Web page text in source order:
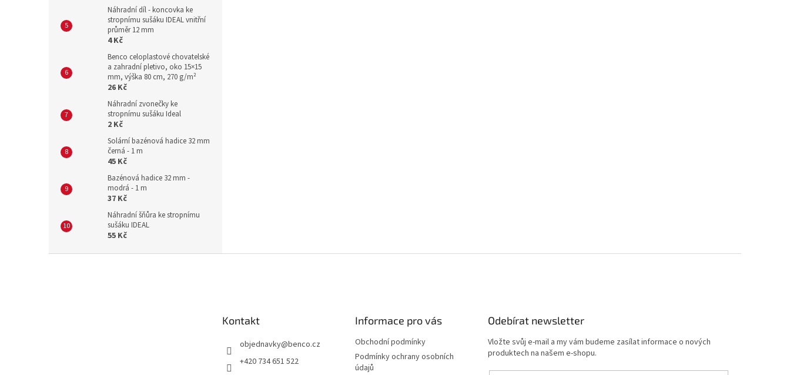
Náhradní díl - koncovka ke
stropnímu sušáku IDEAL vnitřní
průměr 12 mm
4 Kč
Benco celoplastové chovatelské
a zahradní pletivo, oko 15×15
mm, výška 80 cm, 270 g/m²
26 Kč
Náhradní zvonečky ke
stropnímu sušáku Ideal
2 Kč
Solární bazénová hadice 32 mm
černá - 1 m
45 Kč
Bazénová hadice 32 mm -
modrá - 1 m
37 Kč
Náhradní šňůra ke stropnímu
sušáku IDEAL
55 Kč
Kontakt
objednavky@benco.cz
+420 734 651 522
Informace pro vás
Obchodní podmínky
Podmínky ochrany osobních
údajů
Odebírat newsletter
Vložte svůj e-mail a my vám budeme zasílat informace o nových
produktech na našem e-shopu.